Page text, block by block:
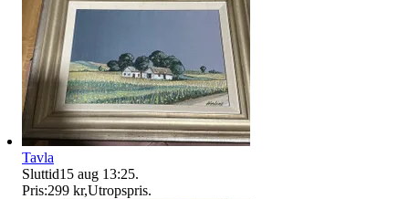
Tavla
Sluttid15 aug 13:25.
Pris:299 kr,Utropspris.